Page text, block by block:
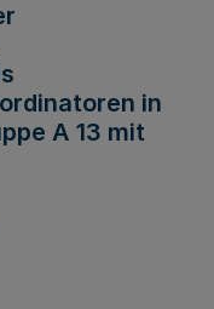
in
A 13 mit